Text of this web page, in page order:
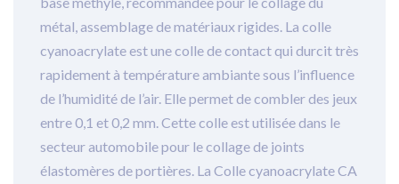
métal, assemblage de matériaux rigides. La colle
cyanoacrylate est une colle de contact qui durcit très
rapidement à température ambiante sous l’influence
de l’humidité de l’air. Elle permet de combler des jeux
entre 0,1 et 0,2 mm. Cette colle est utilisée dans le
secteur automobile pour le collage de joints
élastomères de portières. La Colle cyanoacrylate CA